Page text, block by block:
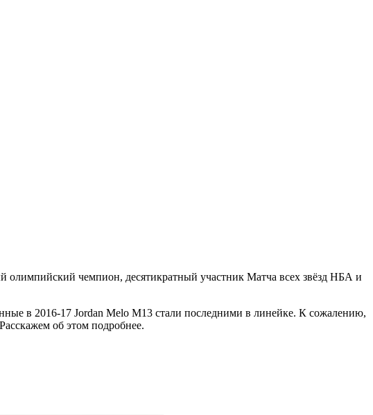
олимпийский чемпион, десятикратный участник Матча всех звёзд НБА и
в 2016-17 Jordan Melo M13 стали последними в линейке. К сожалению,
об этом подробнее.